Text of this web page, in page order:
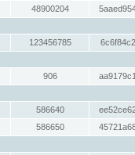
48900204
123456785
906
586640
586650